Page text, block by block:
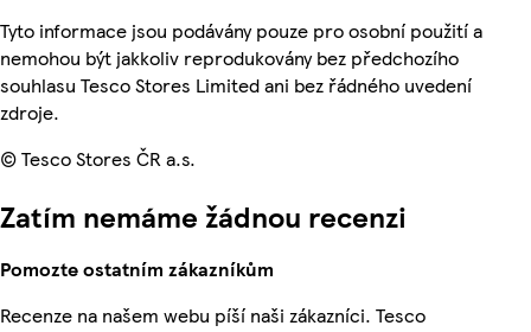
Tyto informace jsou podávány pouze pro osobní použití a
nemohou být jakkoliv reprodukovány bez předchozího
souhlasu Tesco Stores Limited ani bez řádného uvedení
zdroje.
© Tesco Stores ČR a.s.
Zatím nemáme žádnou recenzi
Pomozte ostatním zákazníkům
Recenze na našem webu píší naši zákazníci. Tesco